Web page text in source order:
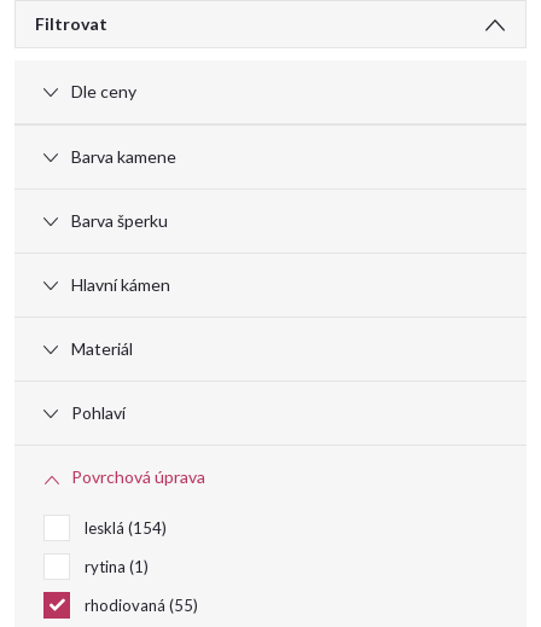
Filtrovat
Dle ceny
Barva kamene
Barva šperku
Hlavní kámen
Materiál
Pohlaví
Povrchová úprava
lesklá 154
rytina 1
rhodiovaná 55
V